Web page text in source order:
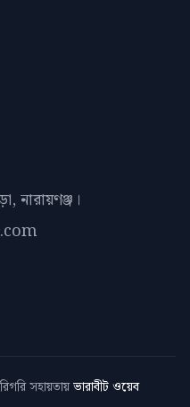
নারায়ণঞ্জ।
সহায়তায়ভারাবীট ওয়েব